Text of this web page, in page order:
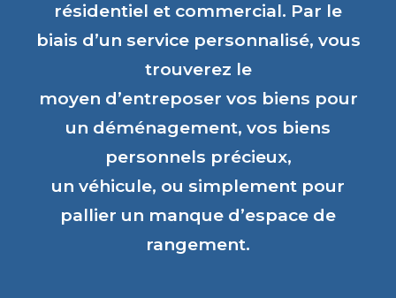
résidentiel et commercial. Par le
biais d’un service personnalisé, vous
trouverez le
moyen d’entreposer vos biens pour
un déménagement, vos biens
personnels précieux,
un véhicule, ou simplement pour
pallier un manque d’espace de
rangement.